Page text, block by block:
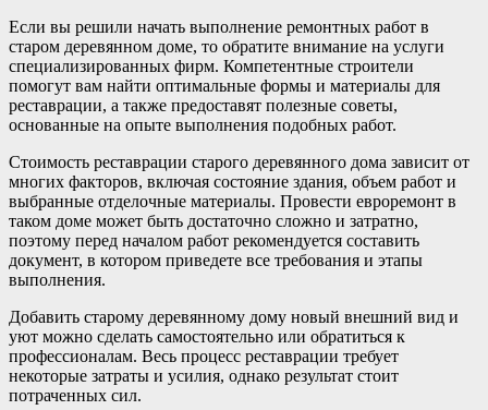
Если вы решили начать выполнение ремонтных работ в
старом деревянном доме, то обратите внимание на услуги
специализированных фирм. Компетентные строители
помогут вам найти оптимальные формы и материалы для
реставрации, а также предоставят полезные советы,
основанные на опыте выполнения подобных работ.
Стоимость реставрации старого деревянного дома зависит от
многих факторов, включая состояние здания, объем работ и
выбранные отделочные материалы. Провести евроремонт в
таком доме может быть достаточно сложно и затратно,
поэтому перед началом работ рекомендуется составить
документ, в котором приведете все требования и этапы
выполнения.
Добавить старому деревянному дому новый внешний вид и
уют можно сделать самостоятельно или обратиться к
профессионалам. Весь процесс реставрации требует
некоторые затраты и усилия, однако результат стоит
потраченных сил.